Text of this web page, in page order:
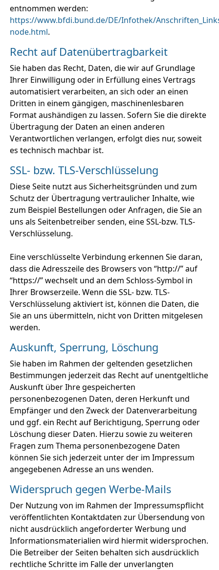
entnommen werden:
https://www.bfdi.bund.de/DE/Infothek/
node.html.
Recht auf Datenübertragbarkeit
Sie haben das Recht, Daten, die wir auf Grundlage
Ihrer Einwilligung oder in Erfüllung eines Vertrags
automatisiert verarbeiten, an sich oder an einen
Dritten in einem gängigen, maschinenlesbaren
Format aushändigen zu lassen. Sofern Sie die direkte
Übertragung der Daten an einen anderen
Verantwortlichen verlangen, erfolgt dies nur, soweit
es technisch machbar ist.
SSL- bzw. TLS-Verschlüsselung
Diese Seite nutzt aus Sicherheitsgründen und zum
Schutz der Übertragung vertraulicher Inhalte, wie
zum Beispiel Bestellungen oder Anfragen, die Sie an
uns als Seitenbetreiber senden, eine SSL-bzw. TLS-
Verschlüsselung.
Eine verschlüsselte Verbindung erkennen Sie daran,
dass die Adresszeile des Browsers von “http://” auf
“https://” wechselt und an dem Schloss-Symbol in
Ihrer Browserzeile. Wenn die SSL- bzw. TLS-
Verschlüsselung aktiviert ist, können die Daten, die
Sie an uns übermitteln, nicht von Dritten mitgelesen
werden.
Auskunft, Sperrung, Löschung
Sie haben im Rahmen der geltenden gesetzlichen
Bestimmungen jederzeit das Recht auf unentgeltliche
Auskunft über Ihre gespeicherten
personenbezogenen Daten, deren Herkunft und
Empfänger und den Zweck der Datenverarbeitung
und ggf. ein Recht auf Berichtigung, Sperrung oder
Löschung dieser Daten. Hierzu sowie zu weiteren
Fragen zum Thema personenbezogene Daten
können Sie sich jederzeit unter der im Impressum
angegebenen Adresse an uns wenden.
Widerspruch gegen Werbe-Mails
Der Nutzung von im Rahmen der Impressumspflicht
veröffentlichten Kontaktdaten zur Übersendung von
nicht ausdrücklich angeforderter Werbung und
Informationsmaterialien wird hiermit widersprochen.
Die Betreiber der Seiten behalten sich ausdrücklich
rechtliche Schritte im Falle der unverlangten